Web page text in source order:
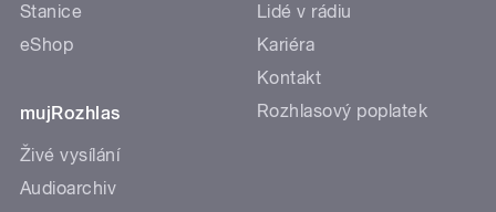
Stanice
eShop
mujRozhlas
Živé vysílání
Audioarchiv
Lidé v rádiu
Kariéra
Kontakt
Rozhlasový poplatek